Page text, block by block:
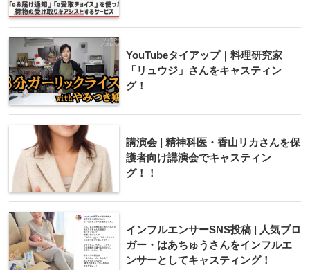
YouTubeタイアップ｜料理研究家
「リュウジ」さんをキャスティン
グ！
講演会 | 精神科医・香山リカさんを保
護者向け講演会でキャスティン
グ！！
インフルエンサーSNS投稿 | 人気ブロ
ガー・はあちゅうさんをインフルエ
ンサーとしてキャスティング！